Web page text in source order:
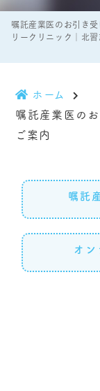
嘱託産業医のお引き
リークリニック｜北
ホーム
嘱託産業医の
ご案内
嘱託
オ